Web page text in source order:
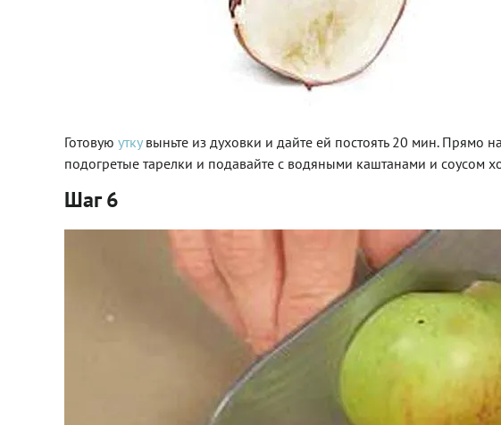
Готовую утку выньте из духовки и дайте ей постоять 20 мин. Прямо
подогретые тарелки и подавайте с водяными каштанами и соусом
Шаг 6